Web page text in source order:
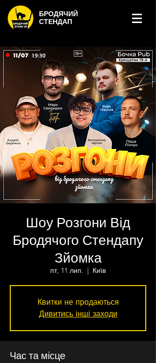
БРОДЯЧИЙ
СТЕНДАП
Шоу Розгони Від
Бродячого Стендапу
Зйомка
пт, 11 лип.
  |
Київ
Квитки не продаються
Дивитись інші заходи
Час та місце